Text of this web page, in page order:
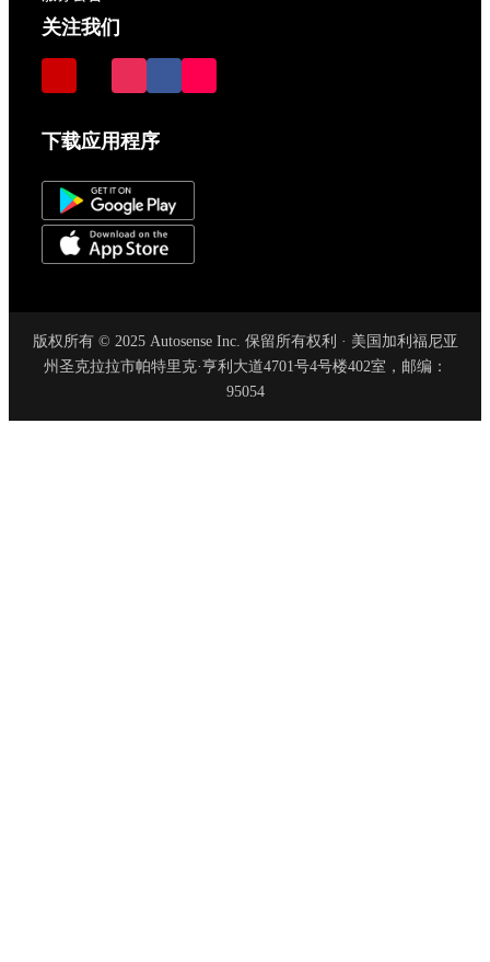
关注我们
下载应用程序
版权所有 © 2025 Autosense Inc. 保留所有权利 · 美国加利福尼亚
州圣克拉拉市帕特里克·亨利大道4701号4号楼402室，邮编：
95054